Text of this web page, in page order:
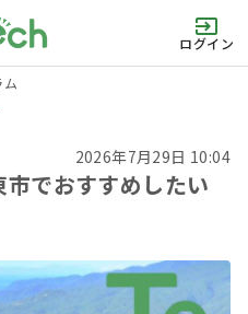
ログイン
ム
2026年7月29日 10:04
市でおすすめしたい